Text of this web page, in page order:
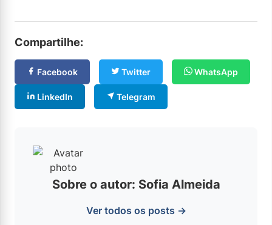
Compartilhe:
Facebook Twitter WhatsApp
LinkedIn Telegram
Sobre o autor: Sofia Almeida
Ver todos os posts →